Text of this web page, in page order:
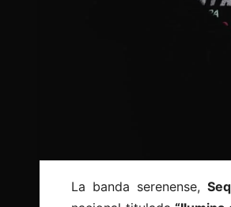
La banda serenense,